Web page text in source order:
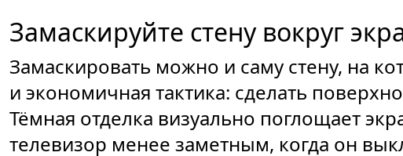
Замаскируйте стену вокруг
Замаскировать можно и саму стену, на
и экономичная тактика: сделать
Тёмная отделка визуально поглощает
телевизор менее заметным, когда он